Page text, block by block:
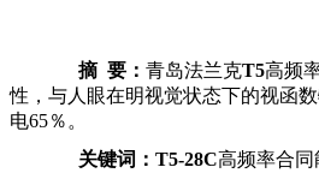
摘 要： 青岛法兰克T5高频
性，与人眼在明视觉状态下的视函
电65％。
关键词：T5-28C高频率合